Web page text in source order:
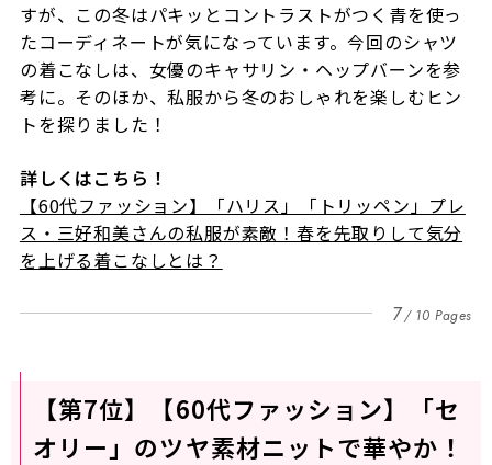
すが、この冬はパキッとコントラストがつく青を使っ
たコーディネートが気になっています。今回のシャツ
の着こなしは、女優のキャサリン・ヘップバーンを参
考に。そのほか、私服から冬のおしゃれを楽しむヒン
トを探りました！
詳しくはこちら！
【60代ファッション】「ハリス」「トリッペン」プレ
ス・三好和美さんの私服が素敵！春を先取りして気分
を上げる着こなしとは？
7 10 Pages
【第7位】【60代ファッション】「セ
オリー」のツヤ素材ニットで華やか！